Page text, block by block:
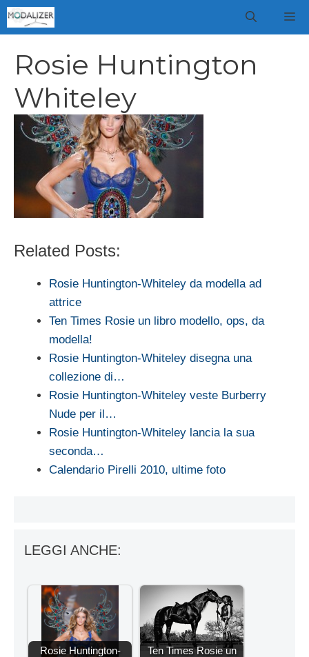
Vai
al
Rosie Huntington
Whiteley
Related Posts:
Rosie Huntington-Whiteley da modella ad
attrice
Ten Times Rosie un libro modello, ops, da
modella!
Rosie Huntington-Whiteley disegna una
collezione di…
Rosie Huntington-Whiteley veste Burberry
Nude per il…
Rosie Huntington-Whiteley lancia la sua
seconda…
Calendario Pirelli 2010, ultime foto
LEGGI ANCHE:
Rosie Huntington-
Ten Times Rosie un